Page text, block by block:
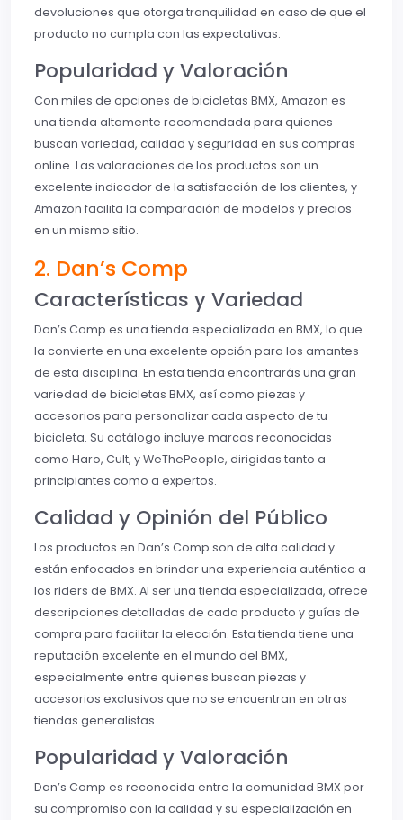
devoluciones que otorga tranquilidad en caso de que el
producto no cumpla con las expectativas.
Popularidad y Valoración
Con miles de opciones de bicicletas BMX, Amazon es
una tienda altamente recomendada para quienes
buscan variedad, calidad y seguridad en sus compras
online. Las valoraciones de los productos son un
excelente indicador de la satisfacción de los clientes, y
Amazon facilita la comparación de modelos y precios
en un mismo sitio.
2. Dan’s Comp
Características y Variedad
Dan’s Comp es una tienda especializada en BMX, lo que
la convierte en una excelente opción para los amantes
de esta disciplina. En esta tienda encontrarás una gran
variedad de bicicletas BMX, así como piezas y
accesorios para personalizar cada aspecto de tu
bicicleta. Su catálogo incluye marcas reconocidas
como Haro, Cult, y WeThePeople, dirigidas tanto a
principiantes como a expertos.
Calidad y Opinión del Público
Los productos en Dan’s Comp son de alta calidad y
están enfocados en brindar una experiencia auténtica a
los riders de BMX. Al ser una tienda especializada, ofrece
descripciones detalladas de cada producto y guías de
compra para facilitar la elección. Esta tienda tiene una
reputación excelente en el mundo del BMX,
especialmente entre quienes buscan piezas y
accesorios exclusivos que no se encuentran en otras
tiendas generalistas.
Popularidad y Valoración
Dan’s Comp es reconocida entre la comunidad BMX por
su compromiso con la calidad y su especialización en